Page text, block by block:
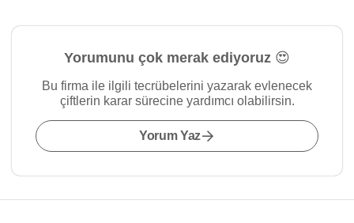
Yorumunu çok merak ediyoruz 😍
Bu firma ile ilgili tecrübelerini yazarak evlenecek
çiftlerin karar sürecine yardımcı olabilirsin.
Yorum Yaz